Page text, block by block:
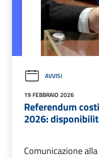
AVVISI
19 FEBBRAIO 2026
Referendum
2026:
Comunicazione